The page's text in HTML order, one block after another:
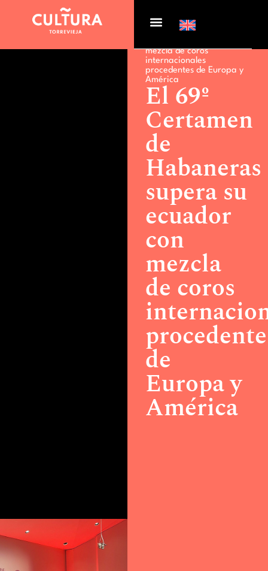
Actualidad >
Certamen de Habaneras
mezcla de coros
internacionales
procedentes de Europa y
América
El 69º
Certamen
de
Habaneras
supera su
ecuador
con
mezcla
de coros
de
Europa y
América